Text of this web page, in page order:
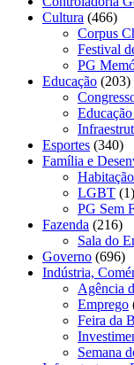
Cultura (466)
Corpus
Festival
PG
Educação (203)
Esportes (340)
Família e
Habitação
LGBT (1)
PG Sem
Fazenda (216)
Sala do
Governo (696)
Indústria,
Agência
Emprego
Feira da
Semana